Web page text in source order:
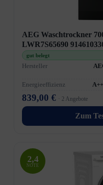
AEG Waschtrockner
LWR7S65690
gut belegt
Hersteller
Energieeffizienz
839,00 € · 2 Angebote
Zum
2,4
NOTE